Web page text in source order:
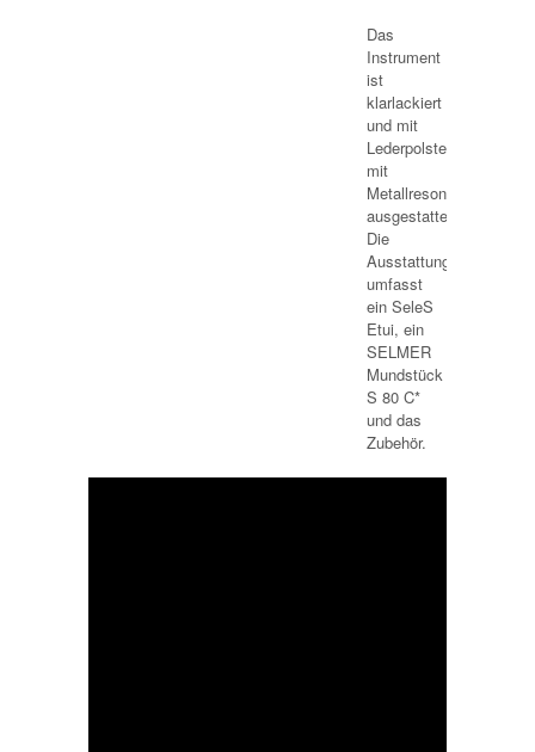
Das
Instrument
ist
klarlackiert
und mit
Lederpolstern
mit
Metallresonatoren
ausgestattet.
Die
Ausstattung
umfasst
ein SeleS
Etui, ein
SELMER
Mundstück
S 80 C*
und das
Zubehör.